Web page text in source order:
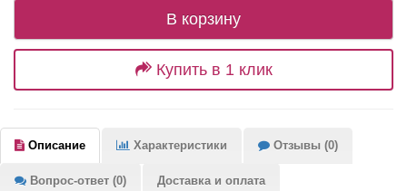
В корзину
Купить в 1 клик
Описание Характеристики Отзывы (0)
Вопрос-ответ (0) Доставка и оплата